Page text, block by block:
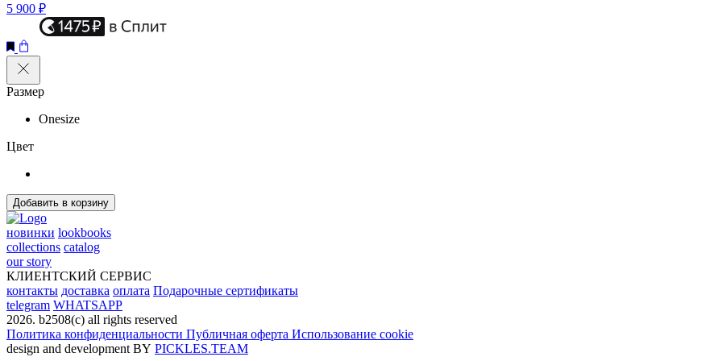
5 900 ₽
Размер
Onesize
Цвет
Добавить в корзину
новинки lookbooks
collections catalog
our story
КЛИЕНТСКИЙ СЕРВИС
контакты доставка оплата Подарочные сертификаты
telegram WHATSAPP
2026. b2508(с) all rights reserved
Политика конфиденциальности Публичная оферта Использование cookie
design and development BY PICKLES.TEAM